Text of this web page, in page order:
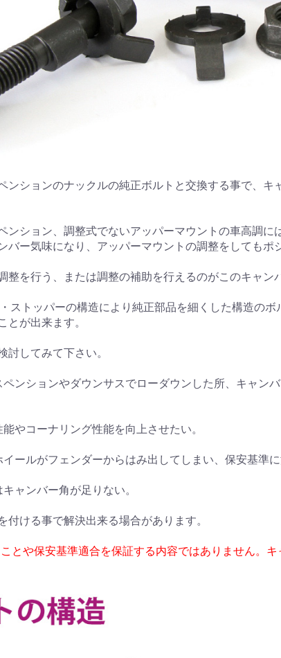
ンションのナックルの純正ボルトと交換する事で、キ
ンション、調整式でないアッパーマウントの車高調に
ー気味になり、アッパーマウントの調整をしてもポ
を行う、または調整の補助を行えるのがこのキャン
ストッパーの構造により純正部品を細くした構造の
とが出来ます。
討してみて下さい。
ンションやダウンサスでローダウンした所、キャン
やコーナリング性能を向上させたい。
ールがフェンダーからはみ出してしまい、保安基準
ャンバー角が足りない。
付ける事で解決出来る場合があります。
とや保安基準適合を保証する内容ではありません。